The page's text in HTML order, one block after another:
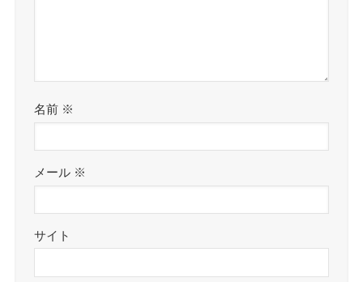
名前 ※
メール ※
サイト